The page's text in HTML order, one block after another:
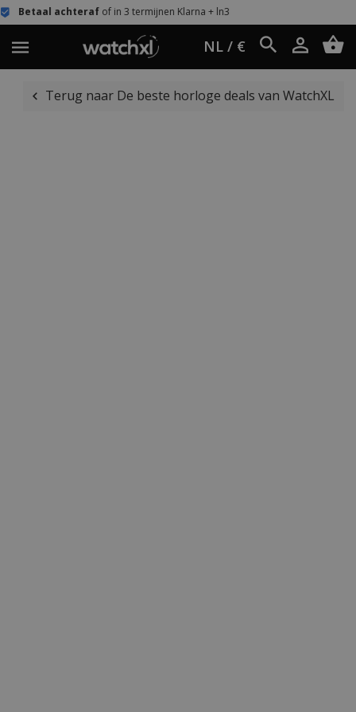
of in 3 termijnen Klarna + ln3
NL / €
Terug naar De beste horloge deals van WatchXL